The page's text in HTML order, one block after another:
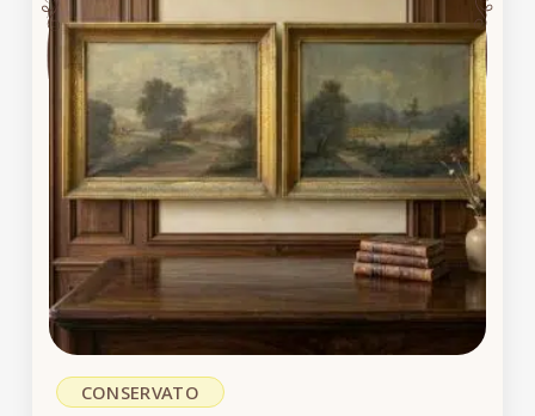
CONSERVATO